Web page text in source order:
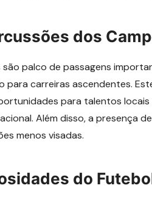
dos
palco de passagens
para carreiras ascendentes.
para talentos locais
Além disso, a presença
menos visadas.
do